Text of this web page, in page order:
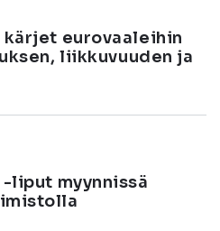
eurovaaleihin
liikkuvuuden ja
liput myynnissä